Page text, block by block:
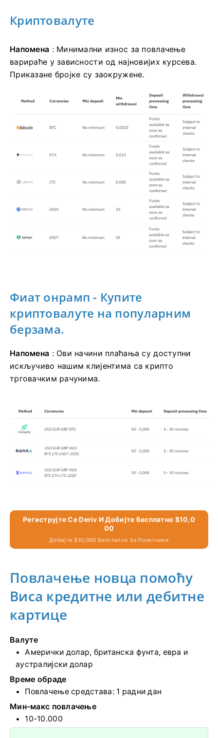
Криптовалуте
Напомена : Минимални износ за повлачење
варираће у зависности од најновијих курсева.
Приказане бројке су заокружене.
Фиат онрамп - Купите
криптовалуте на популарним
берзама.
Напомена : Ови начини плаћања су доступни
искључиво нашим клијентима са крипто
трговачким рачунима.
Региструјте Се Deriv И Добијте Бесплатно $10,0
00
Добијте $10,000 Бесплатно За Почетнике
Повлачење новца помоћу
Виса кредитне или дебитне
картице
Валуте
Амерички долар, британска фунта, евра и
аустралијски долар
Време обраде
Повлачење средстава: 1 радни дан
Мин-макс повлачење
10-10.000